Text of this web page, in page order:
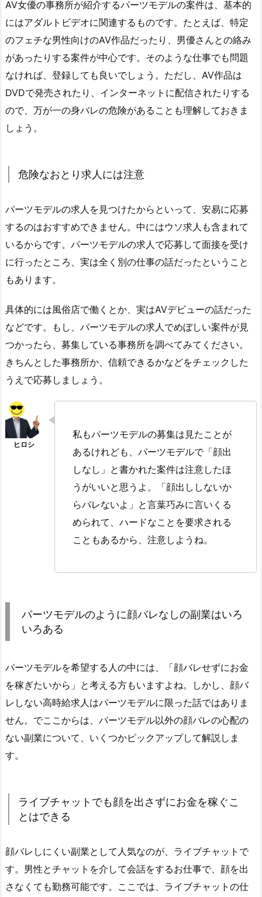
AV女優の事務所が紹介するパーツモデルの案件は、基本的
にはアダルトビデオに関連するものです。たとえば、特定
のフェチな男性向けのAV作品だったり、男優さんとの絡み
があったりする案件が中心です。そのような仕事でも問題
なければ、登録しても良いでしょう。ただし、AV作品は
DVDで発売されたり、インターネットに配信されたりする
ので、万が一の身バレの危険があることも理解しておきま
しょう。
危険なおとり求人には注意
パーツモデルの求人を見つけたからといって、安易に応募
するのはおすすめできません。中にはウソ求人も含まれて
いるからです。パーツモデルの求人で応募して面接を受け
に行ったところ、実は全く別の仕事の話だったということ
もあります。
具体的には風俗店で働くとか、実はAVデビューの話だった
などです。もし、パーツモデルの求人でめぼしい案件が見
つかったら、募集している事務所を調べてみてください。
きちんとした事務所か、信頼できるかなどをチェックした
うえで応募しましょう。
私もパーツモデルの募集は見たことが
あるけれども、パーツモデルで「顔出
しなし」と書かれた案件は注意したほ
うがいいと思うよ。「顔出ししないか
らバレないよ」と言葉巧みに言いくる
められて、ハードなことを要求される
こともあるから、注意しようね。
パーツモデルのように顔バレなしの副業はいろ
いろある
パーツモデルを希望する人の中には、「顔バレせずにお金
を稼ぎたいから」と考える方もいますよね。しかし、顔バ
レしない高時給求人はパーツモデルに限った話ではありま
せん。でここからは、パーツモデル以外の顔バレの心配の
ない副業について、いくつかピックアップして解説しま
す。
ライブチャットでも顔を出さずにお金を稼ぐこ
とはできる
顔バレしにくい副業として人気なのが、ライブチャットで
す。男性とチャットを介して会話をするお仕事で、顔を出
さなくても勤務可能です。ここでは、ライブチャットの仕